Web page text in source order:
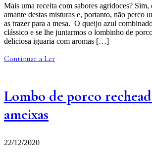
Mais uma receita com sabores agridoces? Sim,
amante destas misturas e, portanto, não perco
as trazer para a mesa. O queijo azul
clássico e se lhe juntarmos o lombinho de
deliciosa iguaria com aromas […]
Continuar a Ler
Lombo de porco
ameixas
22/12/2020